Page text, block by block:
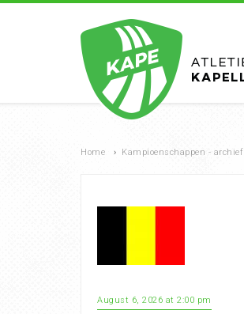
Home › Kampioenschappen - archief
August 6, 2026 at 2:00 pm